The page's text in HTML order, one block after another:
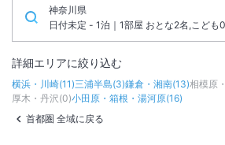
神奈川県
日付未定 - 1泊｜1部屋 おとな2名,こども
詳細エリアに絞り込む
横浜・川崎(11)三浦半島(3)鎌倉・湘南(13)相模原
厚木・丹沢 (0)小田原・箱根・湯河原(16)
首都圏 全域に戻る